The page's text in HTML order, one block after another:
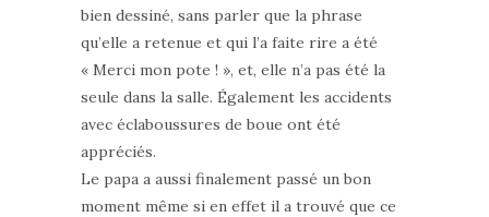
bien dessiné, sans parler que la phrase
qu’elle a retenue et qui l’a faite rire a été
« Merci mon pote ! », et, elle n’a pas été la
seule dans la salle. Également les accidents
avec éclaboussures de boue ont été
appréciés.
Le papa a aussi finalement passé un bon
moment même si en effet il a trouvé que ce